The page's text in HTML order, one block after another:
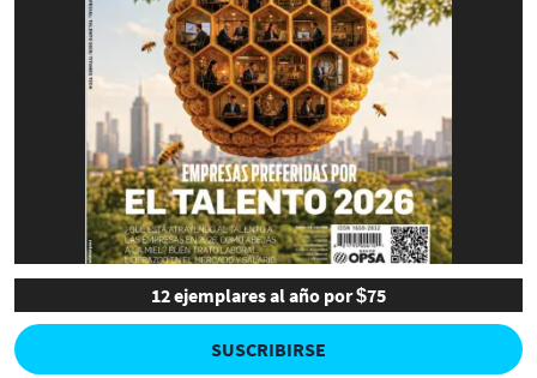
12 ejemplares al año por $75
SUSCRIBIRSE